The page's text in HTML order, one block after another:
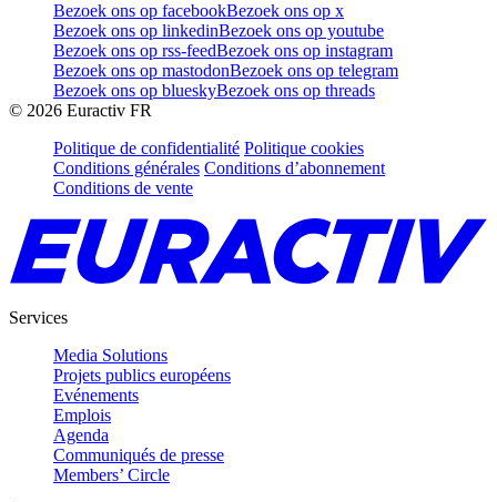
Bezoek ons op facebookBezoek ons op x
Bezoek ons op linkedinBezoek ons op youtube
Bezoek ons op rss-feedBezoek ons op instagram
Bezoek ons op mastodonBezoek ons op telegram
Bezoek ons op blueskyBezoek ons op threads
© 2026 Euractiv FR
Politique de confidentialité Politique cookies
Conditions générales Conditions d’abonnement
Conditions de vente
Services
Media Solutions
Projets publics européens
Evénements
Emplois
Agenda
Communiqués de presse
Members’ Circle